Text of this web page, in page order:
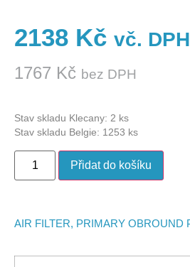
2138 Kč vč. DPH
1767 Kč bez DPH
Stav skladu Klecany: 2 ks
Stav skladu Belgie: 1253 ks
Přidat do košíku
AIR FILTER, PRIMARY OBROUND